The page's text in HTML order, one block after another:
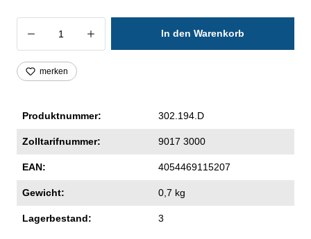
Produkt Anzahl: Gib den gewünschten
In den Warenkorb
merken
Produktnummer: 302.194.D
Zolltarifnummer: 9017 3000
EAN: 4054469115207
Gewicht: 0,7 kg
Lagerbestand: 3